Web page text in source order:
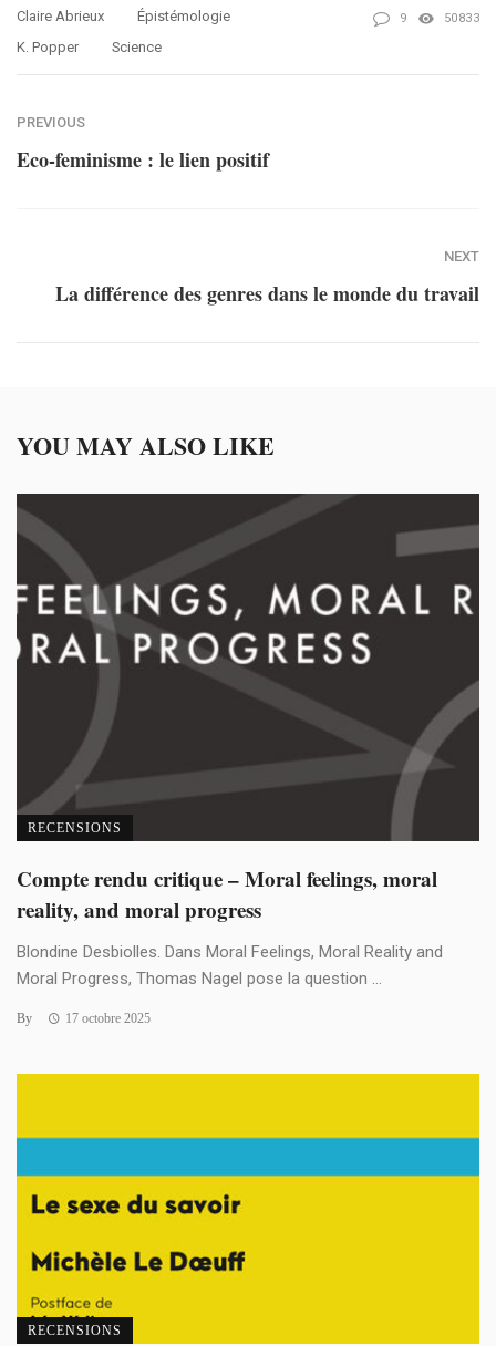
Claire Abrieux
Épistémologie
K. Popper
Science
9 50833
PREVIOUS
Eco-feminisme : le lien positif
NEXT
La différence des genres dans le monde du travail
YOU MAY ALSO LIKE
RECENSIONS
Compte rendu critique – Moral feelings, moral
reality, and moral progress
Blondine Desbiolles. Dans Moral Feelings, Moral Reality and
Moral Progress, Thomas Nagel pose la question ...
By 17 octobre 2025
RECENSIONS